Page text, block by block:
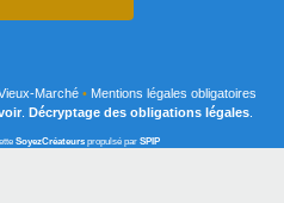
Marché •Mentions légales obligatoires
. Décryptage des obligations légales.
SoyezCréateurs propulsé par SPIP